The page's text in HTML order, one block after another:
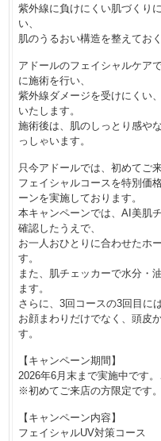
紫外線に負けにくい肌づくり
い、
肌のうるおい構造を整えてお
アドールのフェイシャルケア
に施術を行い、
紫外線ダメージを受けにくい
いたします。
施術後は、肌のしっとり感や
っしゃいます。
只今アドールでは、初めてご
フェイシャルコースを特別価
ーンを実施しております。
本キャンペーンでは、AI美肌
確認したうえで、
お一人おひとりに合わせたホ
す。
また、肌チェッカーで水分・
ます。
さらに、3回コースの3回目に
お顔まわりだけでなく、頭皮
す。
【キャンペーン期間】
2026年6月末まで実施中です
※初めてご来店の方限定です。
【キャンペーン内容】
フェイシャルUV対策コース